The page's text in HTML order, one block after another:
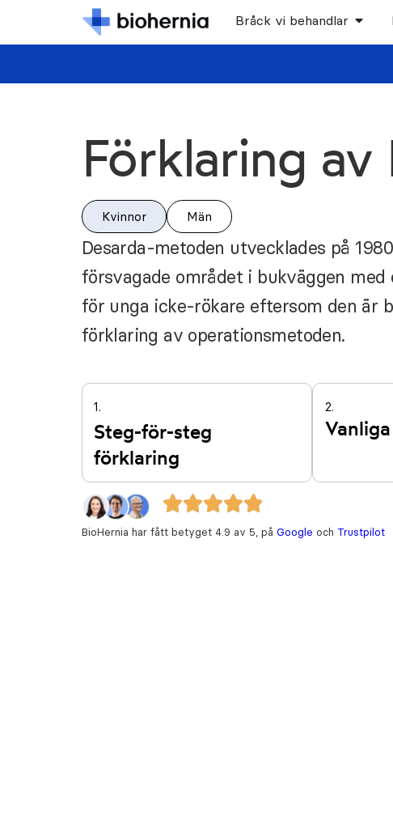
Bråck vi behandlar
Förklaring
Kvinnor Män
Desarda-metoden utvecklades på
försvagade området i bukväggen
för unga icke-rökare eftersom den är
förklaring av operationsmetoden.
1.
Steg-för-steg
förklaring
2.
BioHernia har fått betyget 4.9 av 5, på Google och Trustpilot